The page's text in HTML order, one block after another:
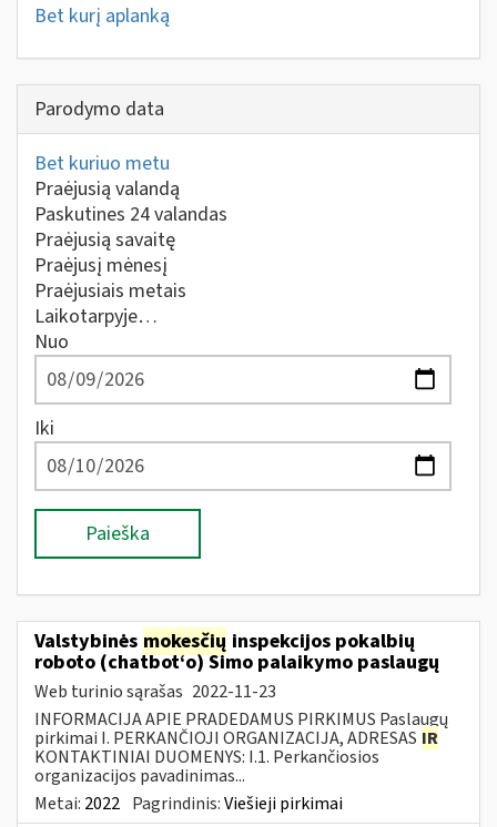
Bet kurį aplanką
Parodymo data
Bet kuriuo metu
Praėjusią valandą
Paskutines 24 valandas
Praėjusią savaitę
Praėjusį mėnesį
Praėjusiais metais
Laikotarpyje…
Nuo
Iki
Paieška
Valstybinės mokesčių inspekcijos pokalbių
roboto (chatbot‘o) Simo palaikymo paslaugų
Web turinio sąrašas 2022-11-23
INFORMACIJA APIE PRADEDAMUS PIRKIMUS Paslaugų
pirkimai I. PERKANČIOJI ORGANIZACIJA, ADRESAS IR
KONTAKTINIAI DUOMENYS: I.1. Perkančiosios
organizacijos pavadinimas...
Metai: 2022 Pagrindinis:Viešieji pirkimai